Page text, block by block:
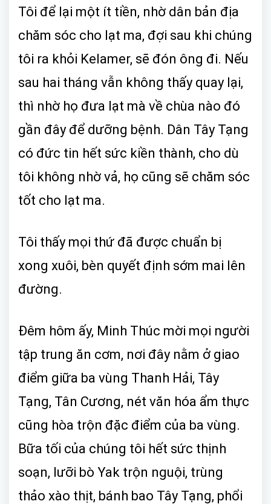
Tôi để lại một ít tiền, nhờ dân bản địa
chăm sóc cho lạt ma, đợi sau khi chúng
tôi ra khỏi Kelamer, sẽ đón ông đi. Nếu
sau hai tháng vẫn không thấy quay lại,
thì nhờ họ đưa lạt mà về chùa nào đó
gần đây để dưỡng bệnh. Dân Tây Tạng
có đức tin hết sức kiền thành, cho dù
tôi không nhờ vả, họ cũng sẽ chăm sóc
tốt cho lạt ma.
Tôi thấy mọi thứ đã được chuẩn bị
xong xuôi, bèn quyết định sớm mai lên
đường.
Đêm hôm ấy, Minh Thúc mời mọi người
tập trung ăn cơm, nơi đây nằm ở giao
điểm giữa ba vùng Thanh Hải, Tây
Tạng, Tân Cương, nét văn hóa ẩm thực
cũng hòa trộn đặc điểm của ba vùng.
Bữa tối của chúng tôi hết sức thịnh
soạn, lưỡi bò Yak trộn nguội, trùng
thảo xào thịt, bánh bao Tây Tạng, phổi